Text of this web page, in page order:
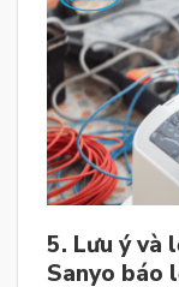
5. Lưu ý và
Sanyo báo